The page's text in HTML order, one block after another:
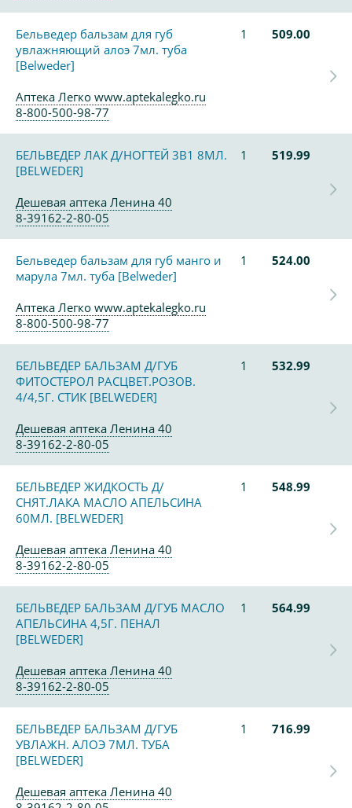
Бельведер бальзам для губ
увлажняющий алоэ 7мл. туба
[Belweder]
1 509.00
Аптека Легко www.aptekalegko.ru
8-800-500-98-77
БЕЛЬВЕДЕР ЛАК Д/НОГТЕЙ 3В1 8МЛ.
[BELWEDER]
1 519.99
Дешевая аптека Ленина 40
8-39162-2-80-05
Бельведер бальзам для губ манго и
марула 7мл. туба [Belweder]
1 524.00
Аптека Легко www.aptekalegko.ru
8-800-500-98-77
БЕЛЬВЕДЕР БАЛЬЗАМ Д/ГУБ
ФИТОСТЕРОЛ РАСЦВЕТ.РОЗОВ.
4/4,5Г. СТИК [BELWEDER]
1 532.99
Дешевая аптека Ленина 40
8-39162-2-80-05
БЕЛЬВЕДЕР ЖИДКОСТЬ Д/
СНЯТ.ЛАКА МАСЛО АПЕЛЬСИНА
60МЛ. [BELWEDER]
1 548.99
Дешевая аптека Ленина 40
8-39162-2-80-05
БЕЛЬВЕДЕР БАЛЬЗАМ Д/ГУБ МАСЛО
АПЕЛЬСИНА 4,5Г. ПЕНАЛ
[BELWEDER]
1 564.99
Дешевая аптека Ленина 40
8-39162-2-80-05
БЕЛЬВЕДЕР БАЛЬЗАМ Д/ГУБ
УВЛАЖН. АЛОЭ 7МЛ. ТУБА
[BELWEDER]
1 716.99
Дешевая аптека Ленина 40